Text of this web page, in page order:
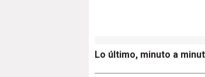
Lo último, minuto a